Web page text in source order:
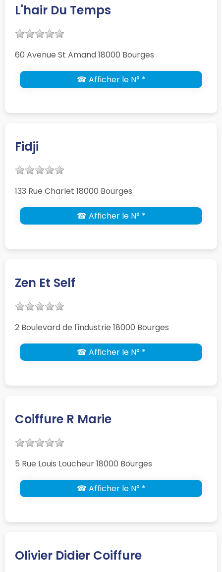
L'hair Du Temps
60 Avenue St Amand 18000 Bourges
☎ Afficher le N° *
Fidji
133 Rue Charlet 18000 Bourges
☎ Afficher le N° *
Zen Et Self
2 Boulevard de l'industrie 18000 Bourges
☎ Afficher le N° *
Coiffure R Marie
5 Rue Louis Loucheur 18000 Bourges
☎ Afficher le N° *
Olivier Didier Coiffure